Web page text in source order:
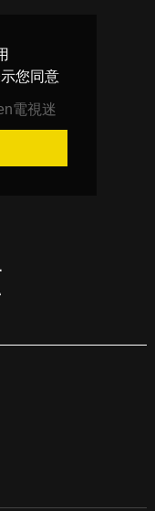
您同意
電視迷